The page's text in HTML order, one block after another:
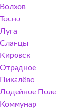
Волхов
Тосно
Луга
Сланцы
Кировск
Отрадное
Пикалёво
Лодейное Поле
Коммунар